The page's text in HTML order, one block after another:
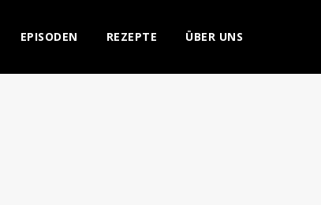
EPISODEN REZEPTE ÜBER UNS